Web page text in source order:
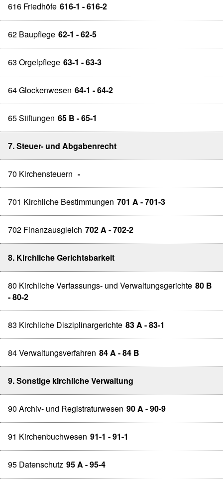
616 Friedhöfe 616-1 - 616-2
62 Baupflege 62-1 - 62-5
63 Orgelpflege 63-1 - 63-3
64 Glockenwesen 64-1 - 64-2
65 Stiftungen 65 B - 65-1
7. Steuer- und Abgabenrecht
70 Kirchensteuern -
701 Kirchliche Bestimmungen 701 A - 701-3
702 Finanzausgleich 702 A - 702-2
8. Kirchliche Gerichtsbarkeit
80 Kirchliche Verfassungs- und Verwaltungsgerichte 80 B
- 80-2
83 Kirchliche Disziplinargerichte 83 A - 83-1
84 Verwaltungsverfahren 84 A - 84 B
9. Sonstige kirchliche Verwaltung
90 Archiv- und Registraturwesen 90 A - 90-9
91 Kirchenbuchwesen 91-1 - 91-1
95 Datenschutz 95 A - 95-4